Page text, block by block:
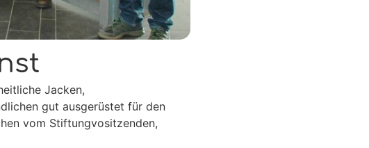
Jacken,
gut ausgerüstet für den
vom Stiftungvositzenden,